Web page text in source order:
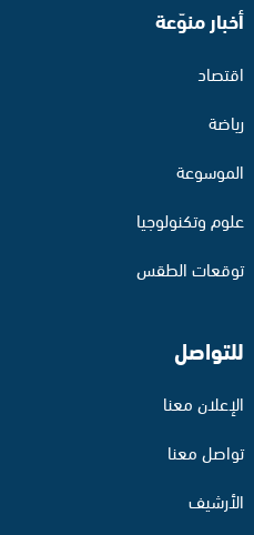
أخبار منوّعة
اقتصاد
رياضة
الموسوعة
علوم وتكنولوجيا
توقعات الطقس
للتواصل
الإعلان معنا
تواصل معنا
الأرشيف